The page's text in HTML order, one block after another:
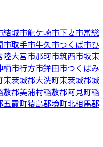
結城市龍ケ崎市下妻市常総
市取手市牛久市つくば市ひ
陸大宮市那珂市筑西市坂東
栖市行方市鉾田市つくばみ
東茨城郡大洗町東茨城郡城
敷郡美浦村稲敷郡阿見町稲
五霞町猿島郡境町北相馬郡